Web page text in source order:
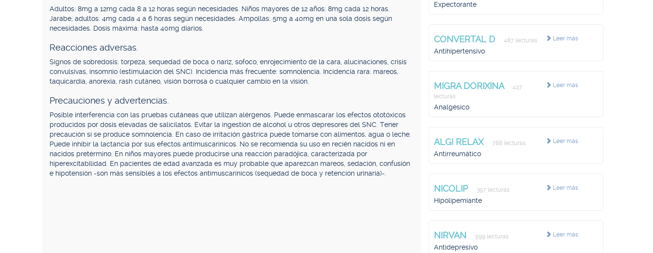
Adultos: 8mg a 12mg cada 8 a 12 horas según necesidades. Niños mayores de 12 años: 8mg cada 12 horas.
Jarabe, adultos: 4mg cada 4 a 6 horas según necesidades. Ampollas: 5mg a 40mg en una sola dosis según
necesidades. Dosis máxima: hasta 40mg diarios.
Reacciones adversas.
Signos de sobredosis: torpeza, sequedad de boca o nariz, sofoco, enrojecimiento de la cara, alucinaciones, crisis
convulsivas, insomnio (estimulación del SNC). Incidencia más frecuente: somnolencia. Incidencia rara: mareos,
taquicardia, anorexia, rash cutáneo, visión borrosa o cualquier cambio en la visión.
Precauciones y advertencias.
Posible interferencia con las pruebas cutáneas que utilizan alérgenos. Puede enmascarar los efectos ototóxicos
producidos por dosis elevadas de salicilatos. Evitar la ingestión de alcohol u otros depresores del SNC. Tener
precaución si se produce somnolencia. En caso de irritación gástrica puede tomarse con alimentos, agua o leche.
Puede inhibir la lactancia por sus efectos antimuscarínicos. No se recomienda su uso en recién nacidos ni en
nacidos pretérmino. En niños mayores puede producirse una reacción paradójica, caracterizada por
hiperexcitabilidad. En pacientes de edad avanzada es muy probable que aparezcan mareos, sedación, confusión
e hipotensión -son más sensibles a los efectos antimuscarínicos (sequedad de boca y retención urinaria)-.
Expectorante
Leer más
CONVERTAL D 487 lecturas
Antihipertensivo
Leer más
MIGRA DORIXINA
427
lecturas
Analgésico
Leer más
ALGI RELAX 788 lecturas
Antirreumático
Leer más
NICOLIP 397 lecturas
Hipolipemiante
Leer más
NIRVAN 599 lecturas
Antidepresivo